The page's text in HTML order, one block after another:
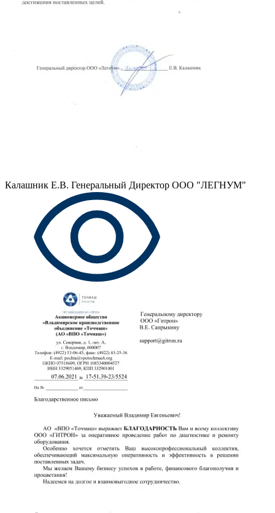
Калашник Е.В. Генеральный Директор ООО "ЛЕГНУМ"